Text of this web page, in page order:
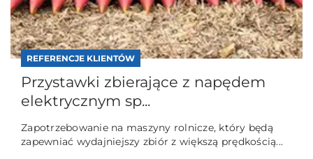
REFERENCJE KLIENTÓW
Przystawki zbierające z napędem
elektrycznym sp...
Zapotrzebowanie na maszyny rolnicze, który będą
zapewniać wydajniejszy zbiór z większą prędkością...